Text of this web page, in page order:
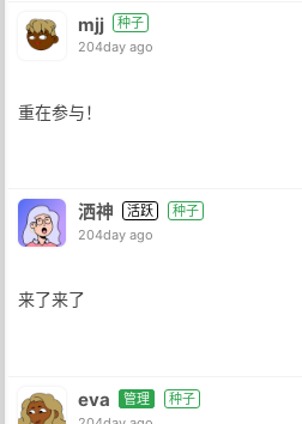
mjj
种子
204day ago
重在参与！
洒神 活跃
种子
204day ago
来了来了
eva 管理
种子